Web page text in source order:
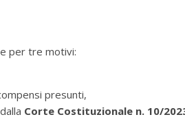
per tre motivi:
presunti,
Corte Costituzionale n. 10/